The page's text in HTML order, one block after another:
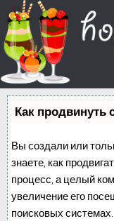
Как продвинуть
Вы создали или
знаете, как
процесс, а целый
увеличение его
поисковых системах.